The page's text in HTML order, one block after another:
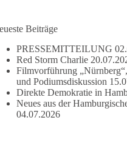
Beiträge
PRESSEMITTEILUNG
Red Storm Charlie
Filmvorführung
und Podiumsdiskussion
Direkte Demokratie in
Neues aus der
04.07.2026